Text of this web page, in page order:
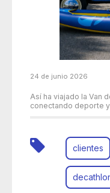
24 de junio 2026
Así ha viajado la Van
conectando deporte
clientes